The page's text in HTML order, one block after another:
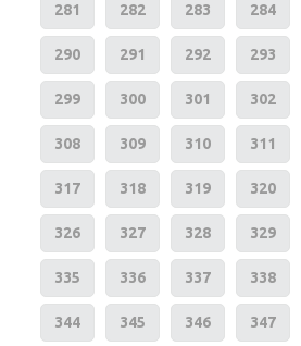
281 282 283 284
290 291 292 293
299 300 301 302
308 309 310 311
317 318 319 320
326 327 328 329
335 336 337 338
344 345 346 347